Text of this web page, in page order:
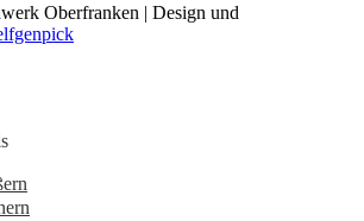
Oberfranken | Design und